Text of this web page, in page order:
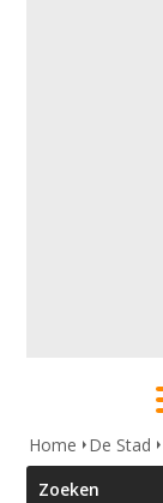
Home
De Stad
Zoeken